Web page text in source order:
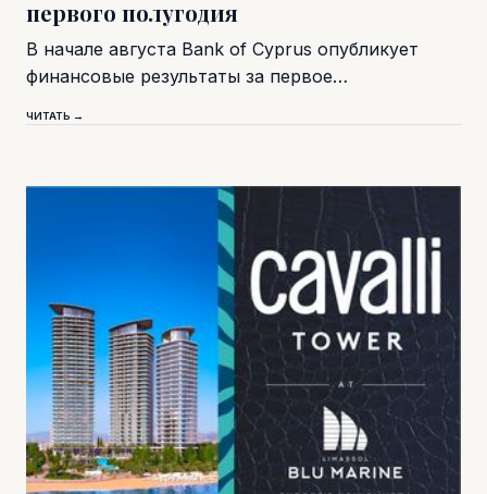
первого полугодия
В начале августа Bank of Cyprus опубликует
финансовые результаты за первое…
ЧИТАТЬ →